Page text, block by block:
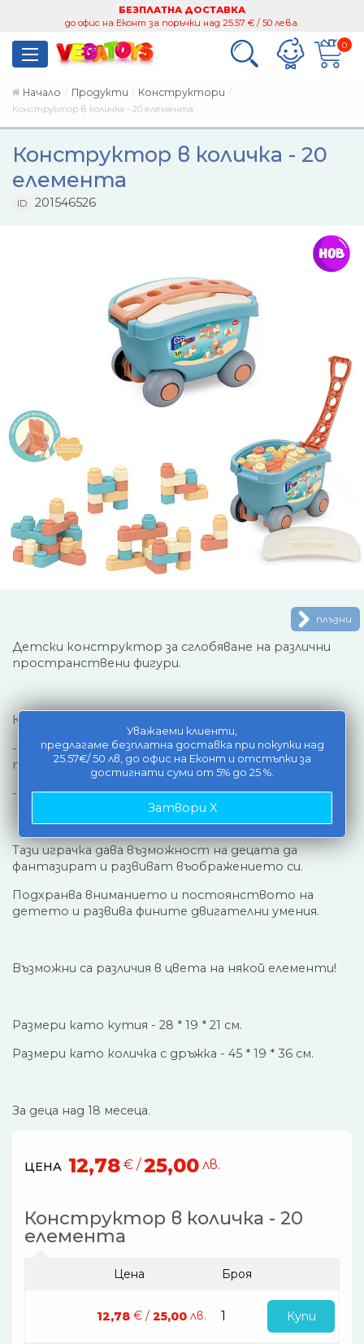
Уважаеми клиенти,
предлагаме безплатна доставка при покупки над
25.57€/ 50 лв, до офис на Еконт и отстъпки за
достигнати суми от 5% до 25 %.
Затвори X
БЕЗПЛАТНА ДОСТАВКА
до офис на Еконт за поръчки над 25.57 € / 50 лева.
0
Начало Продукти Конструктори
Конструктор в количка - 20 елемента
Конструктор в количка - 20
елемента
ID 201546526
плъзни
Детски конструктор за сглобяване на различни
пространствени фигури.
Комплектът съдържа:
- елементи на конструктор от мека гъвкава
пластмаса,
- количка на колела с дръжка и капак.
Тази играчка дава възможност на децата да
фантазират и развиват въображението си.
Подхранва вниманието и постоянството на
детето и развива фините двигателни умения.
Възможни са различия в цвета на някой елементи!
Размери като кутия - 28 * 19 * 21 см.
Размери като количка с дръжка - 45 * 19 * 36 см.
За деца над 18 месеца.
ЦЕНА 12,78 € /25,00 лв.
Конструктор в количка - 20
елемента
Цена Броя
12,78€ / 25,00лв. Купи